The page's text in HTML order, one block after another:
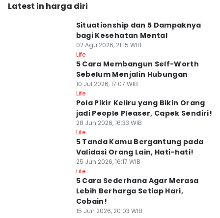
Latest in harga diri
Situationship dan 5 Dampaknya
bagi Kesehatan Mental
02 Agu 2026, 21:15 WIB
Life
5 Cara Membangun Self-Worth
Sebelum Menjalin Hubungan
10 Jul 2026, 17:07 WIB
Life
Pola Pikir Keliru yang Bikin Orang
jadi People Pleaser, Capek Sendiri!
28 Jun 2026, 16:33 WIB
Life
5 Tanda Kamu Bergantung pada
Validasi Orang Lain, Hati-hati!
25 Jun 2026, 16:17 WIB
Life
5 Cara Sederhana Agar Merasa
Lebih Berharga Setiap Hari,
Cobain!
15 Jun 2026, 20:03 WIB